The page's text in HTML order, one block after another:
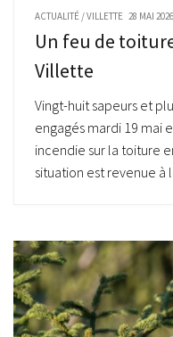
ACTUALITÉ /VILLETTE 28 MAI 2026
Un feu de
Villette
Vingt-huit sapeurs et
engagés mardi 19 mai
incendie sur la toiture
situation est revenue à